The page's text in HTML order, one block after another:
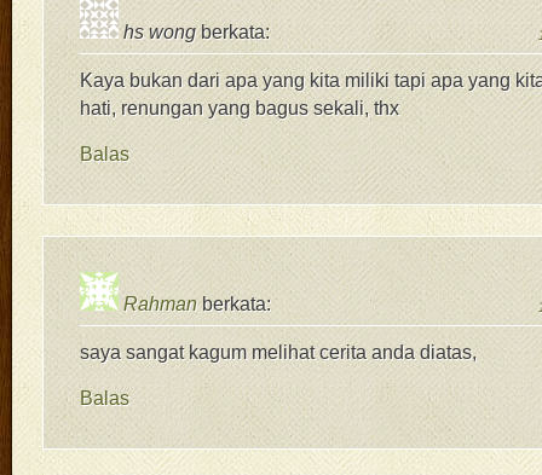
hs wong berkata:
Kaya bukan dari apa yang kita miliki tapi apa yang
hati, renungan yang bagus sekali, thx
Balas
Rahman berkata:
saya sangat kagum melihat cerita anda diatas,
Balas